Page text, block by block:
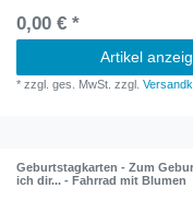
0,00 € *
Artikel
*zzgl. ges. MwSt. zzgl.
Geburtstagkarten - Zum
ich dir... - Fahrrad mit Blumen